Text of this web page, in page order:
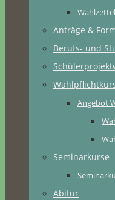
Anträge &
Berufs- und
Angebot
Seminarkurse
Abitur